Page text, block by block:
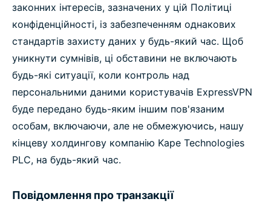
законних інтересів, зазначених у цій Політиці
конфіденційності, із забезпеченням однакових
стандартів захисту даних у будь-який час. Щоб
уникнути сумнівів, ці обставини не включають
будь-які ситуації, коли контроль над
персональними даними користувачів ExpressVPN
буде передано будь-яким іншим пов'язаним
особам, включаючи, але не обмежуючись, нашу
кінцеву холдингову компанію Kape Technologies
PLC, на будь-який час.
Повідомлення про транзакції